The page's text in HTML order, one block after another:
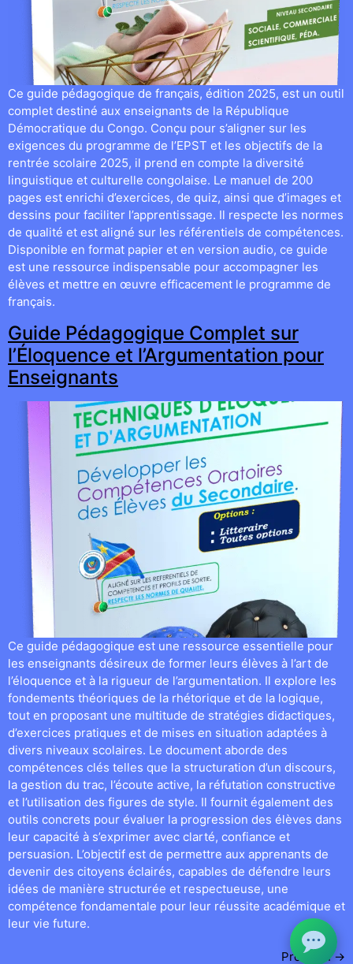
Ce guide pédagogique de français, édition 2025, est un outil
complet destiné aux enseignants de la République
Démocratique du Congo. Conçu pour s’aligner sur les
exigences du programme de l’EPST et les objectifs de la
rentrée scolaire 2025, il prend en compte la diversité
linguistique et culturelle congolaise. Le manuel de 200
pages est enrichi d’exercices, de quiz, ainsi que d’images et
dessins pour faciliter l’apprentissage. Il respecte les normes
de qualité et est aligné sur les référentiels de compétences.
Disponible en format papier et en version audio, ce guide
est une ressource indispensable pour accompagner les
élèves et mettre en œuvre efficacement le programme de
français.
Guide Pédagogique Complet sur
l’Éloquence et l’Argumentation pour
Enseignants
Ce guide pédagogique est une ressource essentielle pour
les enseignants désireux de former leurs élèves à l’art de
l’éloquence et à la rigueur de l’argumentation. Il explore les
fondements théoriques de la rhétorique et de la logique,
tout en proposant une multitude de stratégies didactiques,
d’exercices pratiques et de mises en situation adaptées à
divers niveaux scolaires. Le document aborde des
compétences clés telles que la structuration d’un discours,
la gestion du trac, l’écoute active, la réfutation constructive
et l’utilisation des figures de style. Il fournit également des
outils concrets pour évaluer la progression des élèves dans
leur capacité à s’exprimer avec clarté, confiance et
persuasion. L’objectif est de permettre aux apprenants de
devenir des citoyens éclairés, capables de défendre leurs
idées de manière structurée et respectueuse, une
compétence fondamentale pour leur réussite académique et
leur vie future.
Prochain→